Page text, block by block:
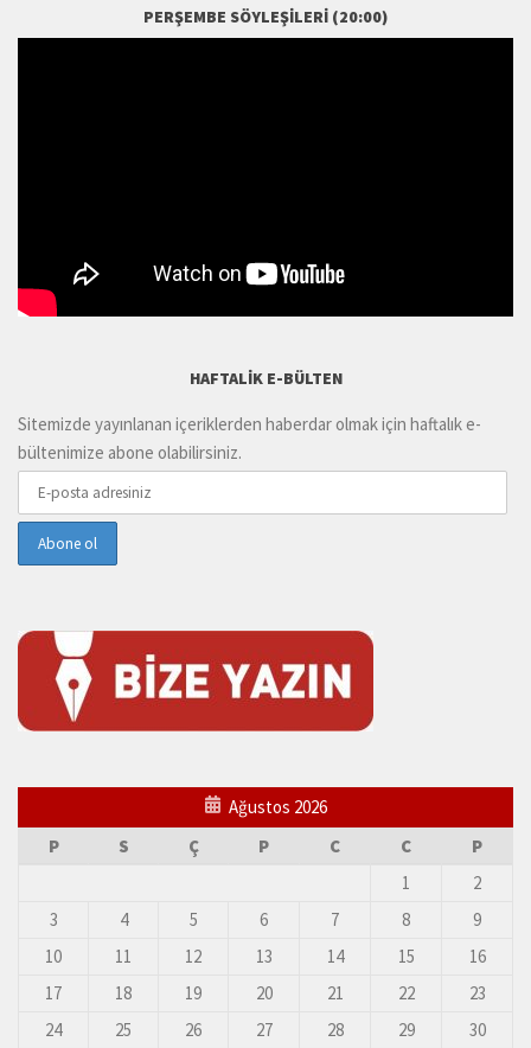
PERŞEMBE SÖYLEŞILERI (20:00)
HAFTALIK E-BÜLTEN
Sitemizde yayınlanan içeriklerden haberdar olmak için haftalık e-
bültenimize abone olabilirsiniz.
Ağustos 2026
P
S Ç P C C
P
1
2
3
4 5 6 7 8
9
10
11 12 13 14 15
16
17
18 19 20 21 22
23
24
25 26 27 28 29
30